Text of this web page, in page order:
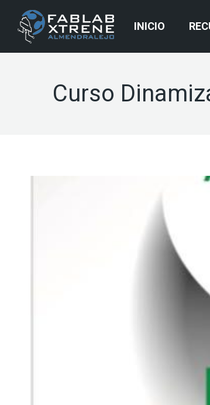
INICIO
Curso